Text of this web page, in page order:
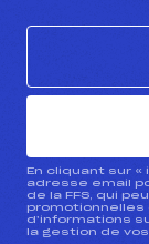
En cliquant sur «
adresse email
de la FFS, qui
promotionnelles
d’informations
la gestion de